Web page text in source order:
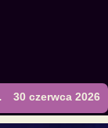
30 czerwca 2026